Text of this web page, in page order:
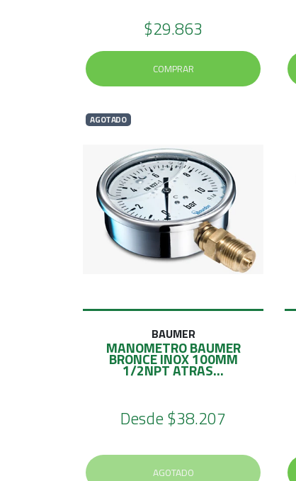
$29.863
COMPRAR
AGOTADO
BAUMER
MANOMETRO BAUMER
BRONCE INOX 100MM
1/2NPT ATRAS...
Desde$38.207
AGOTADO